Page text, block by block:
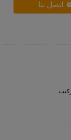
اتصل بنا